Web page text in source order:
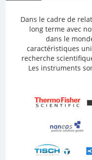
Dans le cadre de
long terme avec
dans le
caractéristiques
recherche
Les instruments